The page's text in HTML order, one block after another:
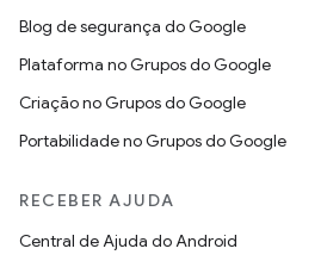
Blog de segurança do Google
Plataforma no Grupos do Google
Criação no Grupos do Google
Portabilidade no Grupos do Google
RECEBER AJUDA
Central de Ajuda do Android